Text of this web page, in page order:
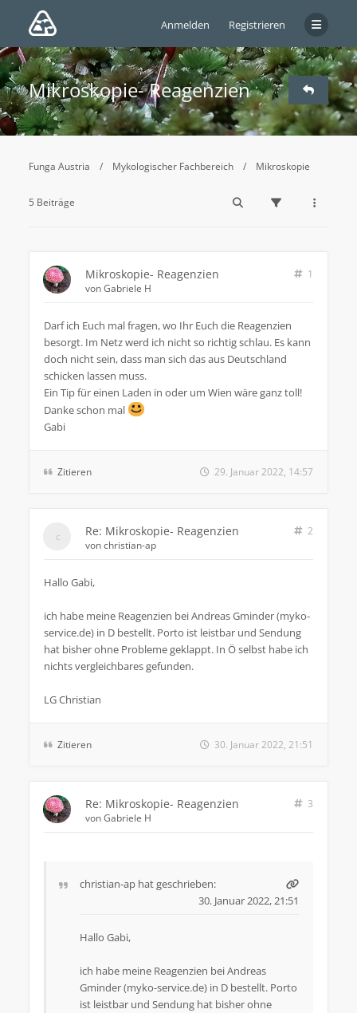
Anmelden Registrieren
Mikroskopie- Reagenzien
Funga Austria Mykologischer Fachbereich Mikroskopie
5 Beiträge
Mikroskopie- Reagenzien
1
vonGabriele H
Darf ich Euch mal fragen, wo Ihr Euch die Reagenzien
besorgt. Im Netz werd ich nicht so richtig schlau. Es kann
doch nicht sein, dass man sich das aus Deutschland
schicken lassen muss.
Ein Tip für einen Laden in oder um Wien wäre ganz toll!
Danke schon mal
Gabi
Zitieren 29. Januar 2022, 14:57
Re: Mikroskopie- Reagenzien
2
vonchristian-ap
Hallo Gabi,
ich habe meine Reagenzien bei Andreas Gminder (myko-
service.de) in D bestellt. Porto ist leistbar und Sendung
hat bisher ohne Probleme geklappt. In Ö selbst habe ich
nichts vergleichbares gefunden.
LG Christian
Zitieren 30. Januar 2022, 21:51
Re: Mikroskopie- Reagenzien
3
vonGabriele H
christian-ap hat geschrieben:
30. Januar 2022, 21:51
Hallo Gabi,
ich habe meine Reagenzien bei Andreas
Gminder (myko-service.de) in D bestellt. Porto
ist leistbar und Sendung hat bisher ohne